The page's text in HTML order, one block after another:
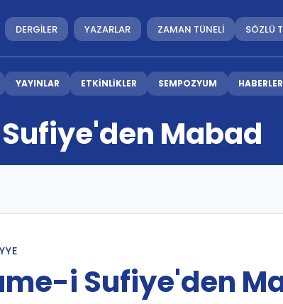
DERGİLER YAZARLAR ZAMAN TÜNELİ SÖZLÜ
YAYINLAR ETKİNLİKLER SEMPOZYUM HABERLER
Mabad
i Sufiye'den